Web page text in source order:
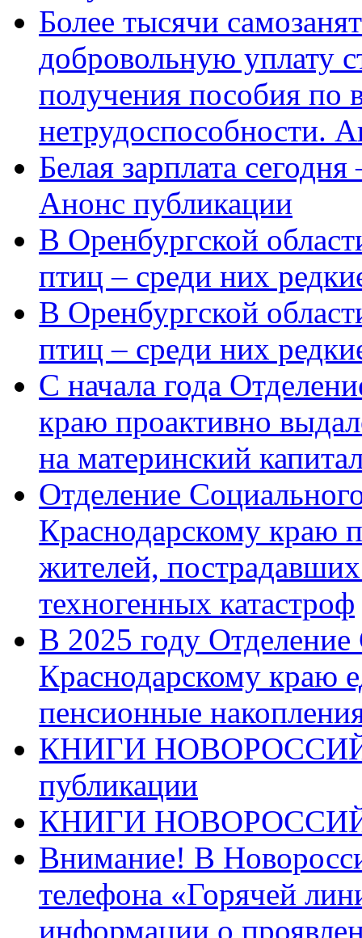
Более тысячи
добровольную уплату
получения пособия по
нетрудоспособности.
Белая зарплата
Анонс публикации
В Оренбургской
птиц – среди них
В Оренбургской
птиц – среди них
С начала года
краю проактивно
на материнский
Отделение
Краснодарскому краю
жителей,
техногенных катастроф
В 2025 году
Краснодарскому краю
пенсионные
КНИГИ
публикации
КНИГИ
Внимание! В
телефона «Горячей
информации о